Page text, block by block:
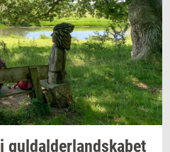
gul­dal­der­land­ska­bet